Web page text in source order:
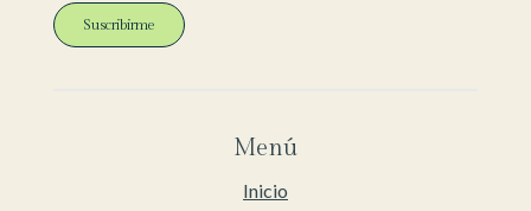
Suscribirme
Menú
Inicio